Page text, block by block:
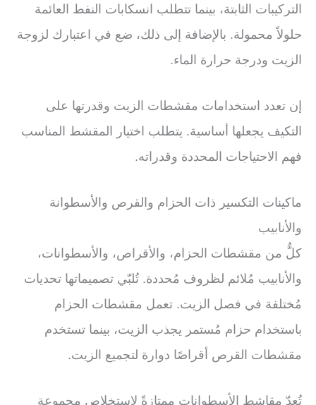
التركيبات الثابتة، بينما تتطلب انسكابات النفط العائمة
حلولاً محمولة. بالإضافة إلى ذلك، ضع في اعتبارك لزوجة
الزيت ودرجة حرارة الماء.
إن تعدد استخدامات مقشطات الزيت وقدرتها على
التكيف يجعلها أساسية. يتطلب اختيار المقشط المناسب
فهم الاحتياجات المحددة وقدراته.
ماكينات التكسير ذات الحزام والقرص والأسطوانة
والأنابيب
كلٌّ من مقشطات الحزام، والأقراص، والأسطوانات،
والأنابيب مُلائم لظروف مُحددة. تُلبّي تصميماتها تحديات
مُختلفة في فصل الزيت. تعمل مقشطات الحزام
باستخدام حزام مُستمر يجذب الزيت، بينما تستخدم
مقشطات القرص أقراصًا دوارة لتجميع الزيت.
تُعدّ مقاشط الأسطوانات ممتازةً لاستخلاص مجموعة